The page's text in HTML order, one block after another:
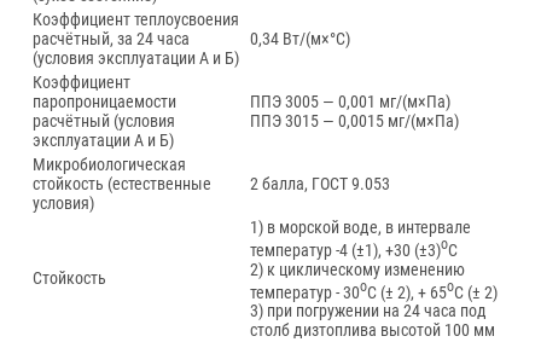
Коэффициент теплоусвоения
расчётный, за 24 часа
(условия эксплуатации А и Б)
0,34 Вт/(м×°С)
Коэффициент
паропроницаемости
расчётный (условия
эксплуатации А и Б)
ППЭ 3005 — 0,001 мг/(м×Па)
ППЭ 3015 — 0,0015 мг/(м×Па)
Микробиологическая
стойкость (естественные
условия)
2 балла, ГОСТ 9.053
Стойкость
1) в морской воде, в интервале
температур -4 (±1), +30 (±3)оС
2) к циклическому изменению
температур - 30оС (± 2), + 65оС (± 2)
3) при погружении на 24 часа под
столб дизтоплива высотой 100 мм